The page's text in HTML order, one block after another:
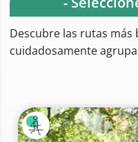
Descubre las rutas más
cuidadosamente